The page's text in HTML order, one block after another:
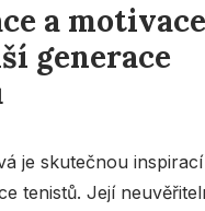
a motivace
generace
je skutečnou
tenistů. Její